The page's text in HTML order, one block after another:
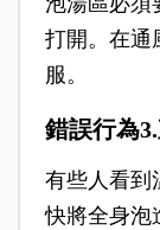
打開。在通
服。
錯誤行為
有些人看到
快將全身泡